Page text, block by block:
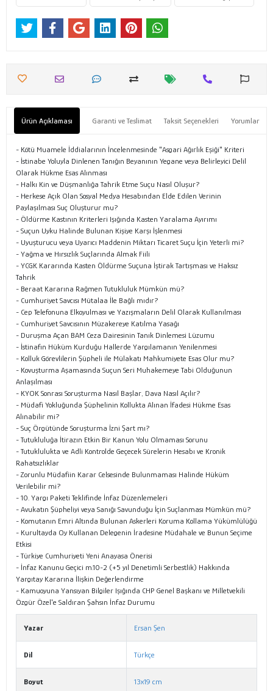
Ürün Açıklaması Garanti ve Teslimat Taksit Seçenekleri Yorumlar
- Kötü Muamele İddialarının İncelenmesinde "Asgari Ağırlık Eşiği" Kriteri
- İstinabe Yoluyla Dinlenen Tanığın Beyanının Yegane veya Belirleyici Delil
Olarak Hükme Esas Alınması
- Halkı Kin ve Düşmanlığa Tahrik Etme Suçu Nasıl Oluşur?
- Herkese Açık Olan Sosyal Medya Hesabından Elde Edilen Verinin
Paylaşılması Suç Oluşturur mu?
- Öldürme Kastının Kriterleri Işığında Kasten Yaralama Ayırımı
- Suçun Uyku Halinde Bulunan Kişiye Karşı İşlenmesi
- Uyuşturucu veya Uyarıcı Maddenin Miktarı Ticaret Suçu İçin Yeterli mi?
- Yağma ve Hırsızlık Suçlarında Almak Fiili
- YCGK Kararında Kasten Öldürme Suçuna İştirak Tartışması ve Haksız
Tahrik
- Beraat Kararına Rağmen Tutukluluk Mümkün mü?
- Cumhuriyet Savcısı Mütalaa İle Bağlı mıdır?
- Cep Telefonuna Elkoyulması ve Yazışmaların Delil Olarak Kullanılması
- Cumhuriyet Savcısının Müzakereye Katılma Yasağı
- Duruşma Açan BAM Ceza Dairesinin Tanık Dinlemesi Lüzumu
- İstinafın Hüküm Kurduğu Hallerde Yargılamanın Yenilenmesi
- Kolluk Görevlilerin Şüpheli ile Mülakatı Mahkumiyete Esas Olur mu?
- Kovuşturma Aşamasında Suçun Seri Muhakemeye Tabi Olduğunun
Anlaşılması
- KYOK Sonrası Soruşturma Nasıl Başlar, Dava Nasıl Açılır?
- Müdafi Yokluğunda Şüphelinin Kollukta Alınan İfadesi Hükme Esas
Alınabilir mi?
- Suç Örgütünde Soruşturma İzni Şart mı?
- Tutukluluğa İtirazın Etkin Bir Kanun Yolu Olmaması Sorunu
- Tutuklulukta ve Adli Kontrolde Geçecek Sürelerin Hesabı ve Kronik
Rahatsızlıklar
- Zorunlu Müdafiin Karar Celsesinde Bulunmaması Halinde Hüküm
Verilebilir mi?
- 10. Yargı Paketi Teklifinde İnfaz Düzenlemeleri
- Avukatın Şüpheliyi veya Sanığı Savunduğu İçin Suçlanması Mümkün mü?
- Komutanın Emri Altında Bulunan Askerleri Koruma Kollama Yükümlülüğü
- Kurultayda Oy Kullanan Delegenin İradesine Müdahale ve Bunun Seçime
Etkisi
- Türkiye Cumhuriyeti Yeni Anayasa Önerisi
- İnfaz Kanunu Geçici m.10-2 (+5 yıl Denetimli Serbestlik) Hakkında
Yargıtay Kararına İlişkin Değerlendirme
- Kamuoyuna Yansıyan Bilgiler Işığında CHP Genel Başkanı ve Milletvekili
Özgür Özel'e Saldıran Şahsın İnfaz Durumu
Yazar Ersan Şen
Dil Türkçe
Boyut 13x19 cm